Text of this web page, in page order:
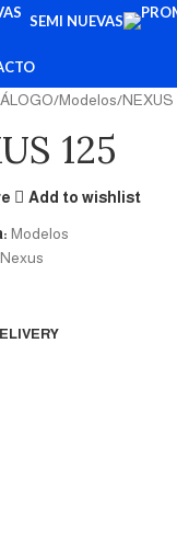
SEMI NUEVAS
Modelos NEXUS
125
Add to wishlist
Modelos
Nexus